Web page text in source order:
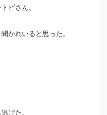
ビさん。
かれいると思った。
げた。